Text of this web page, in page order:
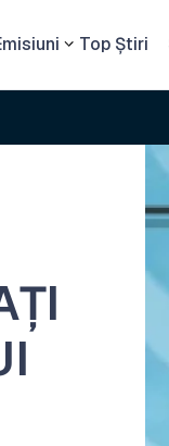
Top Știri